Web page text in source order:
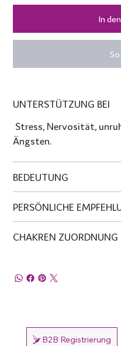
In
UNTERSTÜTZUNG BEI
Stress, Nervosität,
Ängsten.
BEDEUTUNG
PERSÖNLICHE
CHAKREN ZUORDNUNG
B2B Registrierung